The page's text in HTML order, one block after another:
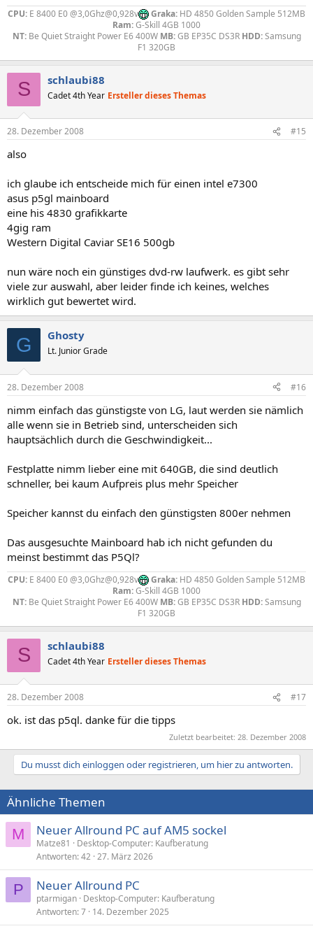
CPU: E 8400 E0 @3,0Ghz@0,928v Graka: HD 4850 Golden Sample 512MB
Ram:G-Skill 4GB 1000
NT:Be Quiet Straight Power E6 400W MB:GB EP35C DS3R HDD:Samsung
F1 320GB​
S schlaubi88
Cadet 4th Year Ersteller dieses Themas
28. Dezember 2008 #15
also
ich glaube ich entscheide mich für einen intel e7300
asus p5gl mainboard
eine his 4830 grafikkarte
4gig ram
Western Digital Caviar SE16 500gb
nun wäre noch ein günstiges dvd-rw laufwerk. es gibt sehr
viele zur auswahl, aber leider finde ich keines, welches
wirklich gut bewertet wird.
G Ghosty
Lt. Junior Grade
28. Dezember 2008 #16
nimm einfach das günstigste von LG, laut werden sie nämlich
alle wenn sie in Betrieb sind, unterscheiden sich
hauptsächlich durch die Geschwindigkeit...
Festplatte nimm lieber eine mit 640GB, die sind deutlich
schneller, bei kaum Aufpreis plus mehr Speicher
Speicher kannst du einfach den günstigsten 800er nehmen
Das ausgesuchte Mainboard hab ich nicht gefunden du
meinst bestimmt das P5Ql?
CPU: E 8400 E0 @3,0Ghz@0,928v Graka: HD 4850 Golden Sample 512MB
Ram:G-Skill 4GB 1000
NT:Be Quiet Straight Power E6 400W MB:GB EP35C DS3R HDD:Samsung
F1 320GB​
S schlaubi88
Cadet 4th Year Ersteller dieses Themas
28. Dezember 2008 #17
ok. ist das p5ql. danke für die tipps
Zuletzt bearbeitet: 28. Dezember 2008
Du musst dich einloggen oder registrieren, um hier zu antworten.
Ähnliche Themen
M Neuer Allround PC auf AM5 sockel
Matze81
Desktop-Computer: Kaufberatung
Antworten 42 27. März 2026
P Neuer Allround PC
ptarmigan Desktop-Computer: Kaufberatung
Antworten 7 14. Dezember 2025